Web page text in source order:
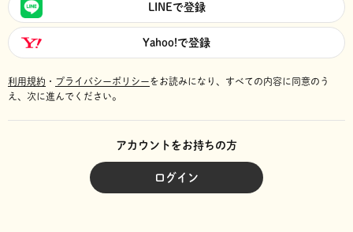
LINEで登録
Yahoo!で登録
利用規約 ・ プライバシーポリシーをお読みになり、 すべての内容に同意のう
え、次に進んでください。
アカウントをお持ちの方
ログイン